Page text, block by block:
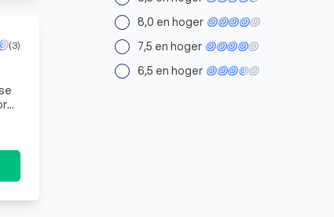
(3)
8,0 en hoger
7,5 en hoger
6,5 en hoger